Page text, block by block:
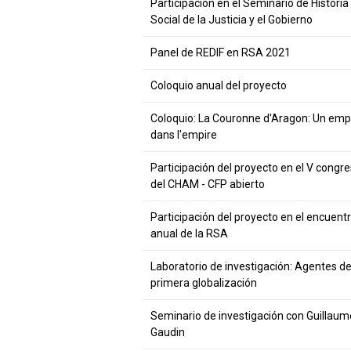
Participación en el Seminario de Historia
Social de la Justicia y el Gobierno
Panel de REDIF en RSA 2021
Coloquio anual del proyecto
Coloquio: La Couronne d'Aragon: Un
dans l'empire
Participación del proyecto en el V
del CHAM - CFP abierto
Participación del proyecto en el
anual de la RSA
Laboratorio de investigación: Agentes
primera globalización
Seminario de investigación con
Gaudin